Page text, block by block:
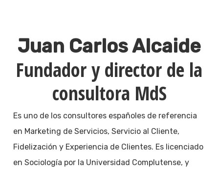
Juan Carlos Alcaide
Fundador y director de la
consultora MdS
Es uno de los consultores españoles de referencia
en Marketing de Servicios, Servicio al Cliente,
Fidelización y Experiencia de Clientes. Es licenciado
en Sociología por la Universidad Complutense, y